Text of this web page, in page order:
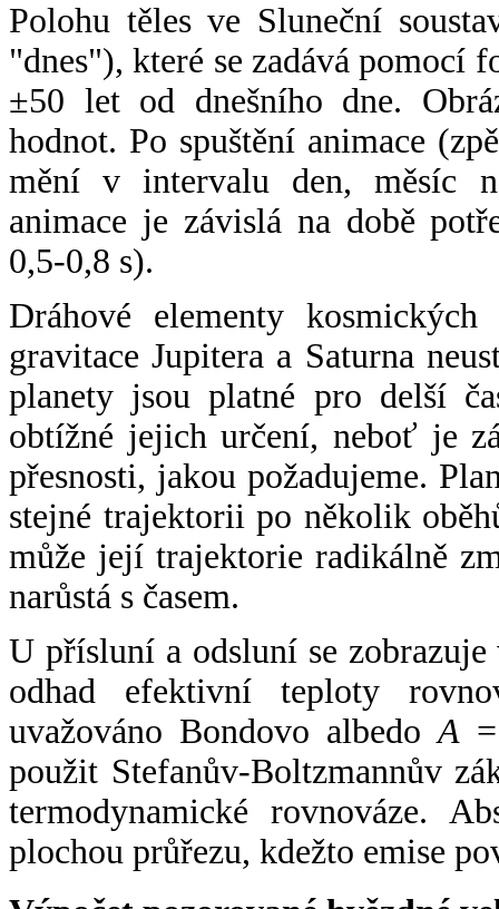
Polohu těles ve Sluneční
"dnes"), které se zadává pomocí
±50 let od dnešního dne.
hodnot. Po spuštění animace
mění v intervalu den, měsíc
animace je závislá na době
0,5-0,8 s).
Dráhové elementy
gravitace Jupitera a Saturna
planety jsou platné pro delší
obtížné jejich určení, neboť je
přesnosti, jakou požadujeme.
stejné trajektorii po několik
může její trajektorie radikálně
narůstá s časem.
U přísluní a odsluní se
odhad efektivní teploty
uvažováno Bondovo albedoA
použit Stefanův-Boltzmannův
termodynamické rovnováze.
plochou průřezu, kdežto emise